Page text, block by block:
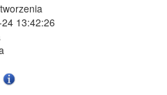
13:42:26